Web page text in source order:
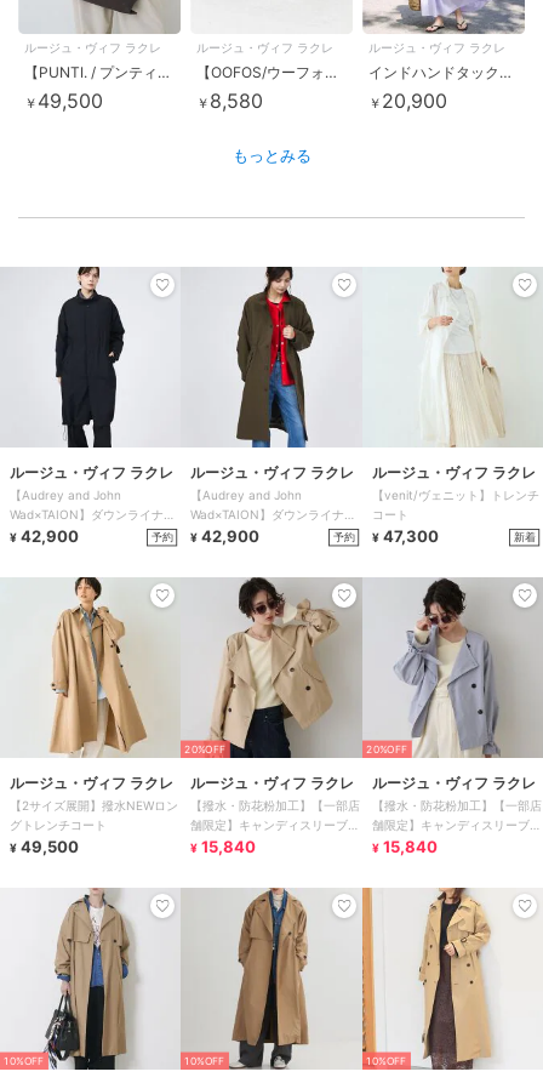
ルージュ・ヴィフ ラクレ
【PUNTI. / プンティ】3WAYレザークラッチバッグ/ショルダー付き/GR
￥ 49,500
ルージュ・ヴィフ ラクレ
【OOFOS/ウーフォス】O Original / リカバリーサンダル【WEB限
￥ 8,580
ルージュ・ヴィフ ラクレ
インドハンドタックノースリーブマキシワンピース
￥ 20,900
もっとみる
ルージュ・ヴィフ ラクレ
【Audrey and John
Wad×TAION】ダウンライナー
付きスタンド
¥ 42,900 予約
ルージュ・ヴィフ ラクレ
【Audrey and John
Wad×TAION】ダウンライナー
付きスタンド
¥ 42,900 予約
ルージュ・ヴィフ ラクレ
【venit/ヴェニット】トレンチ
コート
¥ 47,300 新着
ルージュ・ヴィフ ラクレ
【2サイズ展開】撥水NEWロン
グトレンチコート
¥ 49,500
20%OFF
ルージュ・ヴィフ ラクレ
【撥水・防花粉加工】【一部店
舗限定】キャンディスリーブシ
ョートトレンチコート
¥ 15,840
20%OFF
ルージュ・ヴィフ ラクレ
【撥水・防花粉加工】【一部店
舗限定】キャンディスリーブシ
ョートトレンチコート
¥ 15,840
10%OFF 10%OFF 10%OFF